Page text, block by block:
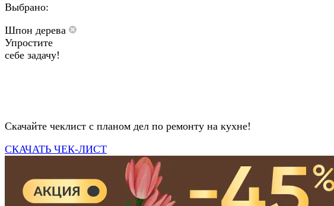
Выбрано:
Шпон дерева
Упростите
себе задачу!
Скачайте чеклист с планом дел по ремонту на кухне!
СКАЧАТЬ ЧЕК-ЛИСТ